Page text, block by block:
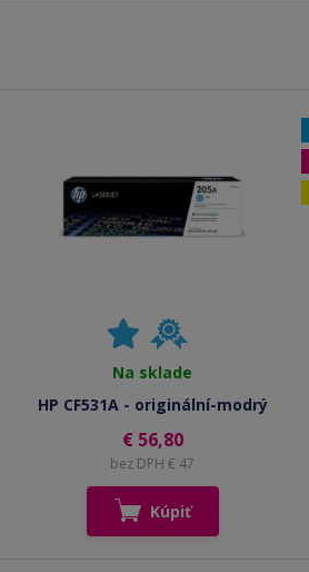
Na sklade
HP CF531A - originální-modrý
€ 56,80
bez DPH € 47
Kúpiť